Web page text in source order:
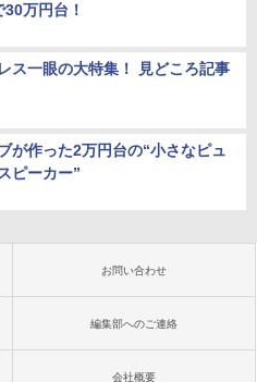
万円台！
ス一眼の大特集！ 見どころ記事
が作った2万円台の“小さなピュ
ピーカー”
お問い合わせ
編集部へのご連絡
会社概要